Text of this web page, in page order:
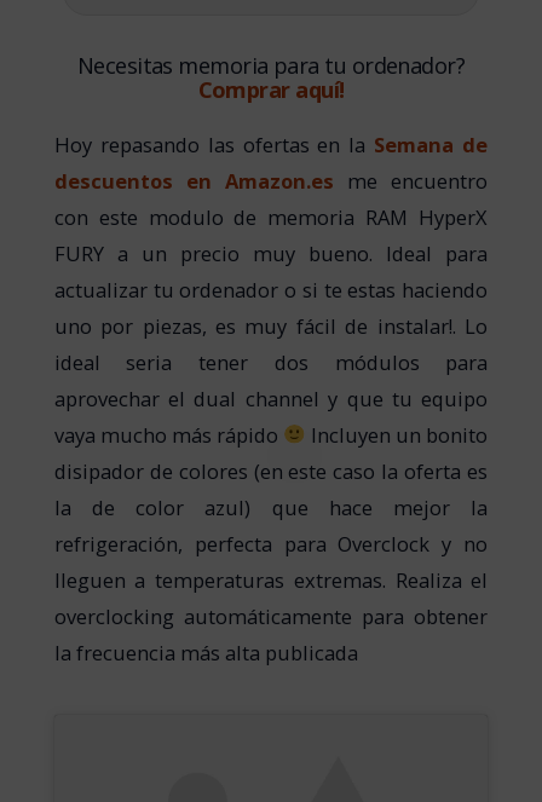
Necesitas memoria para tu ordenador?
Comprar aquí!
Hoy repasando las ofertas en la Semana de
descuentos en Amazon.es me encuentro
con este modulo de memoria RAM HyperX
FURY a un precio muy bueno. Ideal para
actualizar tu ordenador o si te estas haciendo
uno por piezas, es muy fácil de instalar!. Lo
ideal seria tener dos módulos para
aprovechar el dual channel y que tu equipo
vaya mucho más rápido
Incluyen un bonito
disipador de colores (en este caso la oferta es
la de color azul) que hace mejor la
refrigeración, perfecta para Overclock y no
lleguen a temperaturas extremas. Realiza el
overclocking automáticamente para obtener
la frecuencia más alta publicada